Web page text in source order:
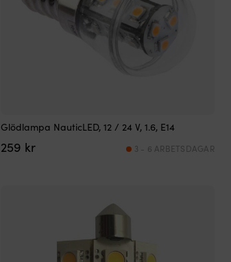
Glödlampa NauticLED, 12 / 24 V, 1.6, E14
259 kr 3 - 6 ARBETSDAGAR